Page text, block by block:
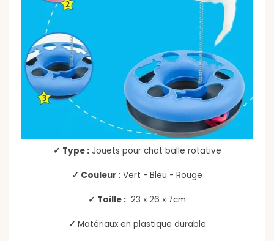
✓ Type :Jouets pour chat balle rotative
✓ Couleur : Vert - Bleu - Rouge
✓ Taille : 23 x 26 x 7cm
✓ Matériaux en plastique durable